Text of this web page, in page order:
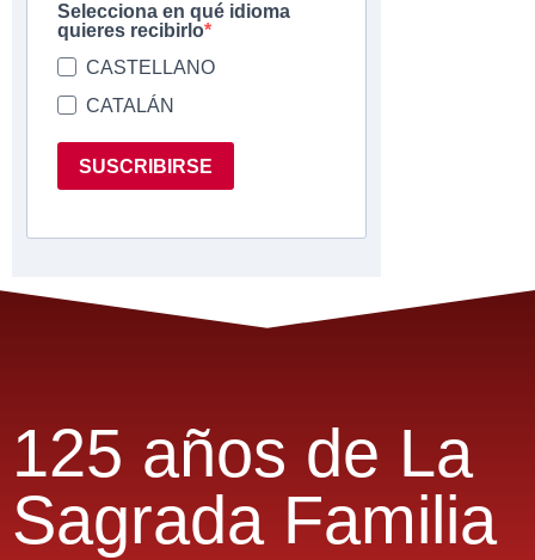
Selecciona en qué idioma
quieres recibirlo
CASTELLANO
CATALÁN
SUSCRIBIRSE
125 años de La
Sagrada Familia